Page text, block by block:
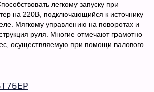
легкому запуску при
на 220В, подключающийся к источнику
Мягкому управлению на поворотах и
руля. Многие отмечают грамотно
осуществляемую при помощи валового